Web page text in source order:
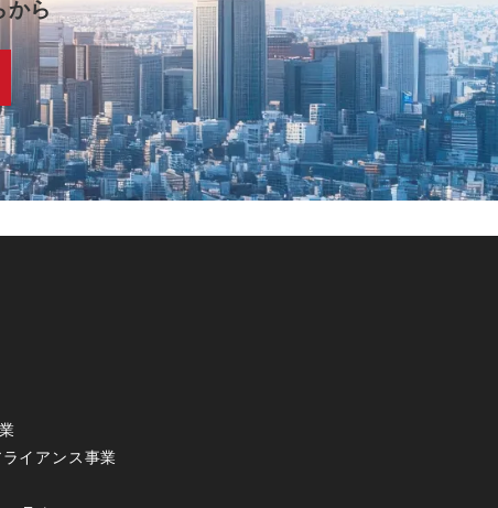
から
イアンス事業